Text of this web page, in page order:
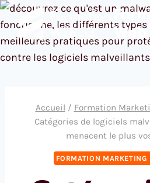
Aller
au
contenu
Web
Accueil / Formation
Catégories de logiciels
menacent le plus
FORMATION